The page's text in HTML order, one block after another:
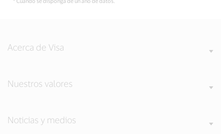
Acerca de Visa
Nuestros valores
Noticias y medios